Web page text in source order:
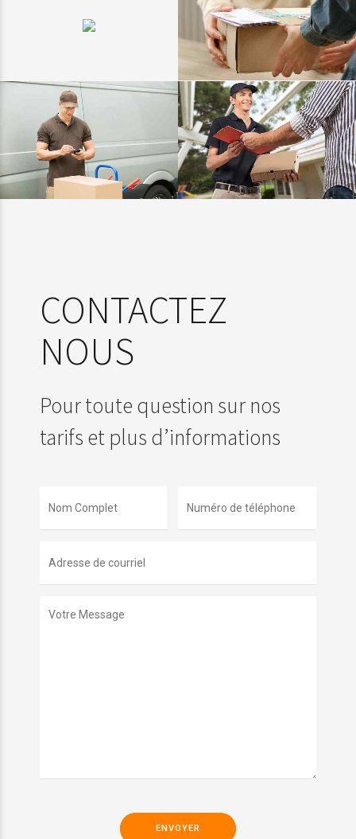
LIVRAISON
RAPIDE
SERVICE
PROFESSIONNEL
TECHNOLOGIE
DE POINTE
LIVRAISON DE
COLIS
CONTACTEZ
NOUS
Pour toute question sur nos
tarifs et plus d’informations